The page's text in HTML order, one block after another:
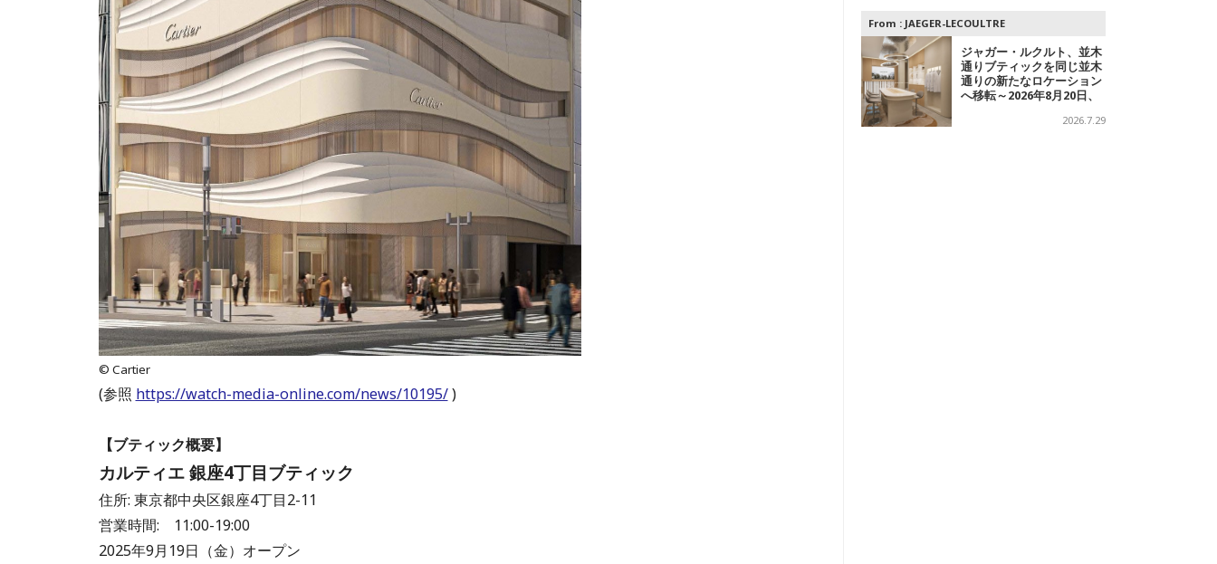
© Cartier
(参照 https://watch-media-online.com/news/10195/)
【ブティック概要】
カルティエ 銀座4丁目ブティック
住所: 東京都中央区銀座4丁目2-11
営業時間: 11:00-19:00
2025年9月19日（金）オープン
From : JAEGER-LECOULTRE
ジャガー・ルクルト、並木
通りブティックを同じ並木
通りの新たなロケーション
へ移転～2026年8月20日、
2026.7.29